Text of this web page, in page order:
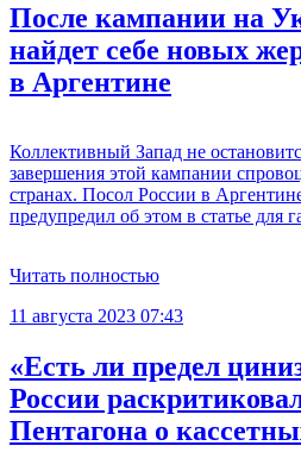
После кампании на
найдет себе новых
в Аргентине
Коллективный Запад не
завершения этой кампании
странах. Посол России в
предупредил об этом в статье для
Читать полностью
11 августа 2023 07:43
«Есть ли предел
России
Пентагона о